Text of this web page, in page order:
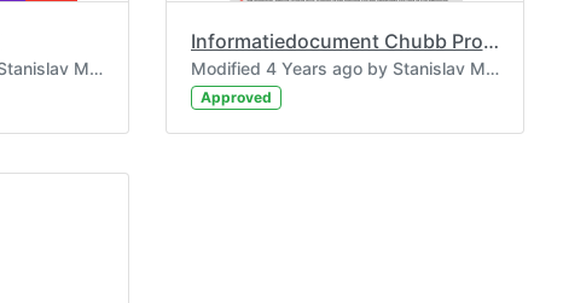
Modified 4 Years ago by Stanislav Moskalenko.
Informatiedocument Chubb Pro Professional.pdf
Modified 4 Years ago by Stanislav Moskalenko.
Approved